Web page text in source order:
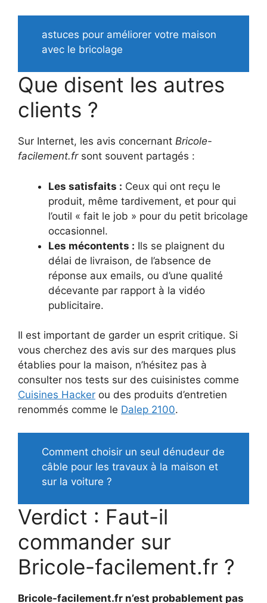
astuces pour améliorer votre maison
avec le bricolage
Que disent les autres
clients ?
Sur Internet, les avis concernant Bricole-
facilement.frsont souvent partagés :
Les satisfaits : Ceux qui ont reçu le
produit, même tardivement, et pour qui
l’outil « fait le job » pour du petit bricolage
occasionnel.
Les mécontents : Ils se plaignent du
délai de livraison, de l’absence de
réponse aux emails, ou d’une qualité
décevante par rapport à la vidéo
publicitaire.
Il est important de garder un esprit critique. Si
vous cherchez des avis sur des marques plus
établies pour la maison, n’hésitez pas à
consulter nos tests sur des cuisinistes comme
Cuisines Hacker ou des produits d’entretien
renommés comme le Dalep 2100.
Comment choisir un seul dénudeur de
câble pour les travaux à la maison et
sur la voiture ?
Verdict : Faut-il
commander sur
Bricole-facilement.fr ?
Bricole-facilement.fr n’est probablement pas